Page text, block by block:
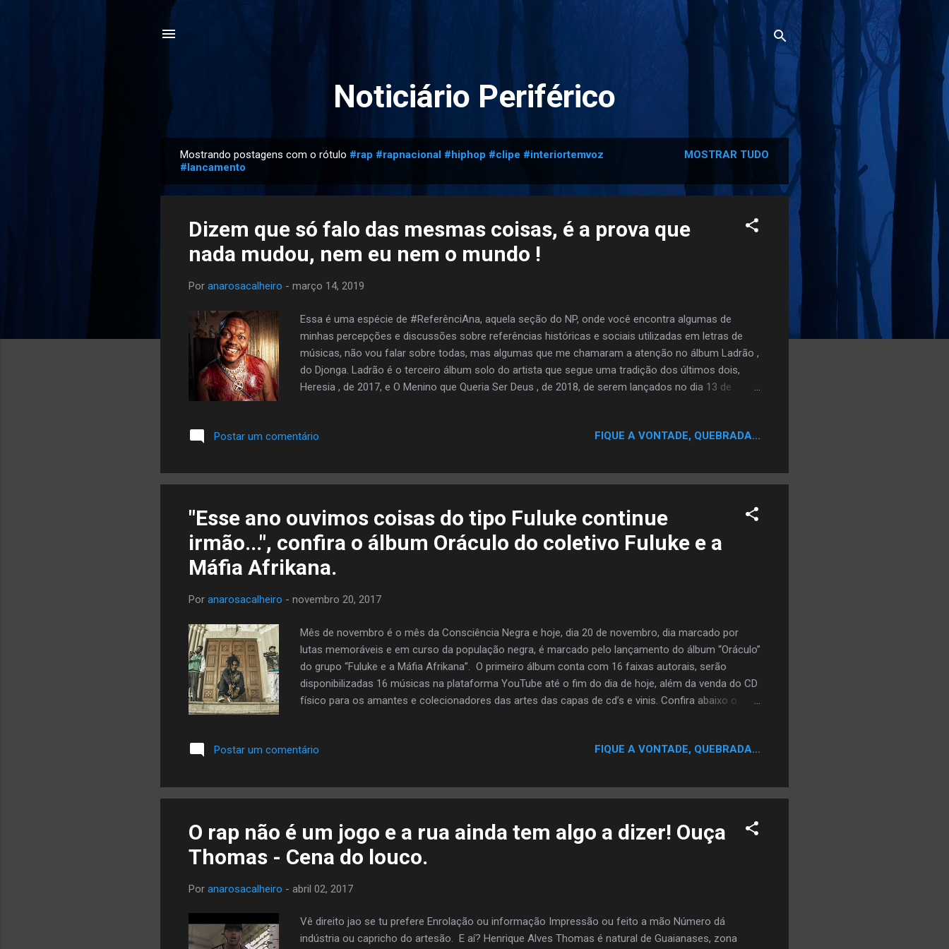
Noticiário Periférico
s
Mostrando postagens com o rótulo #rap #rapnacional #hiphop #clipe #interiortemvoz
#lancamento
MOSTRAR TUDO
Dizem que só falo das mesmas coisas, é a prova que
nada mudou, nem eu nem o mundo !
Por anarosacalheiro - março 14, 2019
Essa é uma espécie de #ReferênciAna, aquela seção do NP, onde você encontra algumas de
minhas percepções e discussões sobre referências históricas e sociais utilizadas em letras de
músicas, não vou falar sobre todas, mas algumas que me chamaram a atenção no álbum Ladrão ,
do Djonga. Ladrão é o terceiro álbum solo do artista que segue uma tradição dos últimos dois,
Heresia , de 2017, e O Menino que Queria Ser Deus , de 2018, de serem lançados no dia 13 de
eu não gostei, pois pareciam o mesmo disco, mas depois compreendi a proposta da tritriologi e
mais com uma auto-reflexão pensando alto pra que nos escutássemos. Mas foi a minha
percepção, não prejudicaram o disco como um todo,...
Postar um comentário FIQUE A VONTADE, QUEBRADA...
"Esse ano ouvimos coisas do tipo Fuluke continue
irmão...", confira o álbum Oráculo do coletivo Fuluke e a
Máfia Afrikana.
Por anarosacalheiro - novembro 20, 2017
Mês de novembro é o mês da Consciência Negra e hoje, dia 20 de novembro, dia marcado por
lutas memoráveis e em curso da população negra, é marcado pelo lançamento do álbum “Oráculo”
do grupo “Fuluke e a Máfia Afrikana”. O primeiro álbum conta com 16 faixas autorais, serão
disponibilizadas 16 músicas na plataforma YouTube até o fim do dia de hoje, além da venda do CD
físico para os amantes e colecionadores das artes das capas de cd’s e vinis. Confira abaixo o
cena cultural de Campinas, berço de tantos clássicos, vide Sistema Negro. Utilizando o Rap como
acesso da juventude periférica à cultura. “Fuluke e a Máfia Afrikana” é um coletivo musical que tem
raízes na música preta popular...
Postar um comentário FIQUE A VONTADE, QUEBRADA...
O rap não é um jogo e a rua ainda tem algo a dizer! Ouça
Thomas - Cena do louco.
Por anarosacalheiro - abril 02, 2017
Vê direito jao se tu prefere Enrolação ou informação Impressão ou feito a mão Número dá
indústria ou capricho do artesão. E aí? Henrique Alves Thomas é natural de Guaianases, zona